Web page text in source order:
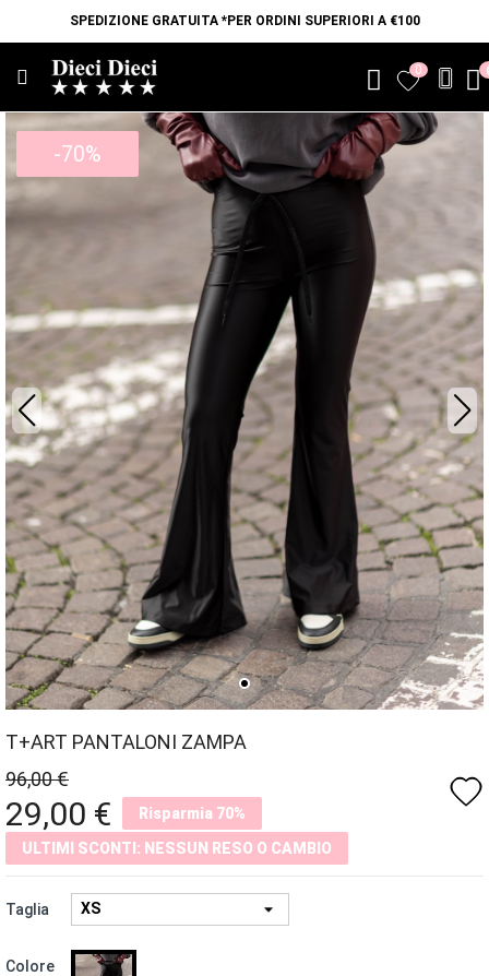
SPEDIZIONE GRATUITA *PER ORDINI SUPERIORI A €100
favorite0
-70%
T+ART PANTALONI ZAMPA
favorite
96,00 €
29,00 €
Risparmia 70%
ULTIMI SCONTI: NESSUN RESO O CAMBIO
Taglia
Colore NERO